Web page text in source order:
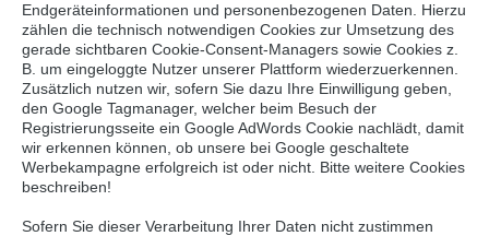
Zurück
150 JAHRE DRK
News
28.06.2013
Endgeräteinformationen und personenbezogenen Daten. Hierzu
zählen die technisch notwendigen Cookies zur Umsetzung des
gerade sichtbaren Cookie-Consent-Managers sowie Cookies z.
B. um eingeloggte Nutzer unserer Plattform wiederzuerkennen.
Zusätzlich nutzen wir, sofern Sie dazu Ihre Einwilligung geben,
den Google Tagmanager, welcher beim Besuch der
Registrierungsseite ein Google AdWords Cookie nachlädt, damit
wir erkennen können, ob unsere bei Google geschaltete
Werbekampagne erfolgreich ist oder nicht. Bitte weitere Cookies
beschreiben!
Sofern Sie dieser Verarbeitung Ihrer Daten nicht zustimmen